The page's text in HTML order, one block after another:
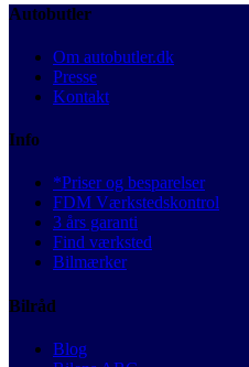
Autobutler
Om autobutler.dk
Presse
Kontakt
Info
*Priser og besparelser
FDM Værkstedskontrol
3 års garanti
Find værksted
Bilmærker
Bilråd
Blog